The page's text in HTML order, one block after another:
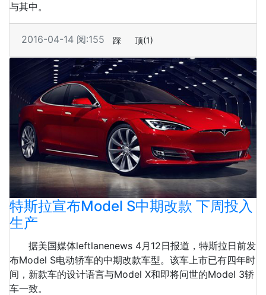
与其中。
2016-04-14 阅:155 踩 顶(1)
特斯拉宣布Model S中期改款 下周投入
生产
据美国媒体leftlanenews 4月12日报道，特斯拉日前发
布Model S电动轿车的中期改款车型。该车上市已有四年时
间，新款车的设计语言与Model X和即将问世的Model 3轿
车一致。